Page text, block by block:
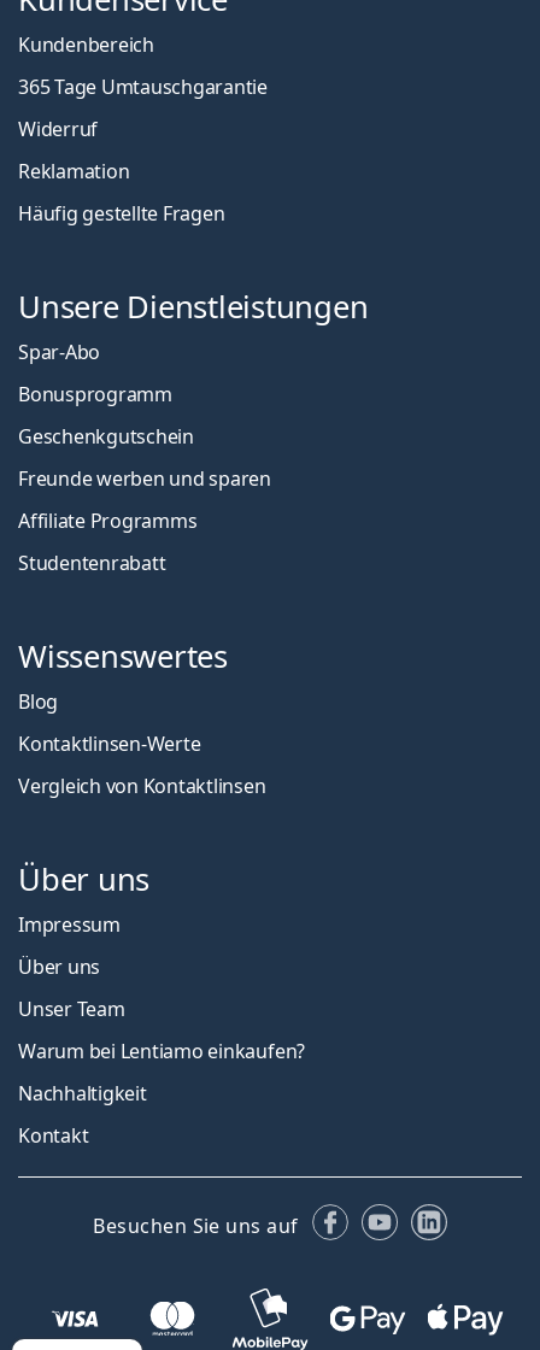
Kundenbereich
365 Tage Umtauschgarantie
Widerruf
Reklamation
Häufig gestellte Fragen
Unsere Dienstleistungen
Spar-Abo
Bonusprogramm
Geschenkgutschein
Freunde werben und sparen
Affiliate Programms
Studentenrabatt
Wissenswertes
Blog
Kontaktlinsen-Werte
Vergleich von Kontaktlinsen
Über uns
Impressum
Über uns
Unser Team
Warum bei Lentiamo einkaufen?
Nachhaltigkeit
Kontakt
Besuchen Sie uns auf Facebook
YouTubeLinkedIn